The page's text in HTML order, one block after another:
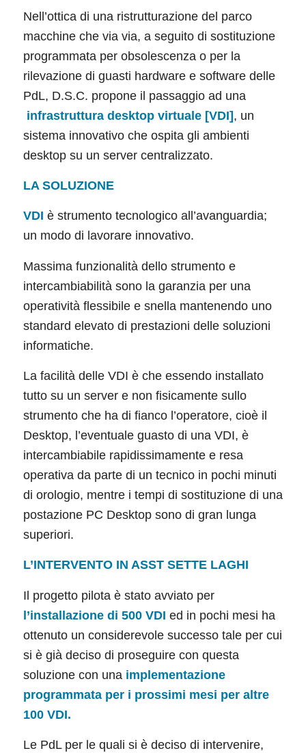
Nell’ottica di una ristrutturazione del parco
macchine che via via, a seguito di sostituzione
programmata per obsolescenza o per la
rilevazione di guasti hardware e software delle
PdL, D.S.C. propone il passaggio ad una
infrastruttura desktop virtuale [VDI], un
sistema innovativo che ospita gli ambienti
desktop su un server centralizzato.
LA SOLUZIONE
VDI è strumento tecnologico all’avanguardia;
un modo di lavorare innovativo.
Massima funzionalità dello strumento e
intercambiabilità sono la garanzia per una
operatività flessibile e snella mantenendo uno
standard elevato di prestazioni delle soluzioni
informatiche.
La facilità delle VDI è che essendo installato
tutto su un server e non fisicamente sullo
strumento che ha di fianco l’operatore, cioè il
Desktop, l’eventuale guasto di una VDI, è
intercambiabile rapidissimamente e resa
operativa da parte di un tecnico in pochi minuti
di orologio, mentre i tempi di sostituzione di una
postazione PC Desktop sono di gran lunga
superiori.
L’INTERVENTO IN ASST SETTE LAGHI
Il progetto pilota è stato avviato per
l’installazione di 500 VDI ed in pochi mesi ha
ottenuto un considerevole successo tale per cui
si è già deciso di proseguire con questa
soluzione con una implementazione
programmata per i prossimi mesi per altre
100 VDI.
Le PdL per le quali si è deciso di intervenire,